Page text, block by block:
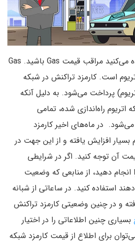
اگر از شبکه اتریوم استفاده می‌کنید مراقب قیمت Gas باشید. Gas
است. کارمزد تراکنش در شبکه
پرداخت می‌شود. به دلیل آنکه
راه‌اندازی شده، تمامی
در ماه‌های اخیر کارمزد
بسیار افزایش یافته و از این جهت در
آن توجه کنید. اگر در شرایطی
انجام دهید، از منابعی که وضعیت
استفاده کنید. در ساعاتی از شبانه
و در چنین وضعیتی کارمزد تراکنش
بسیاری چنین اطلاعاتی را در اختیار
برای اطلاع از قیمت کارمزد شبکه